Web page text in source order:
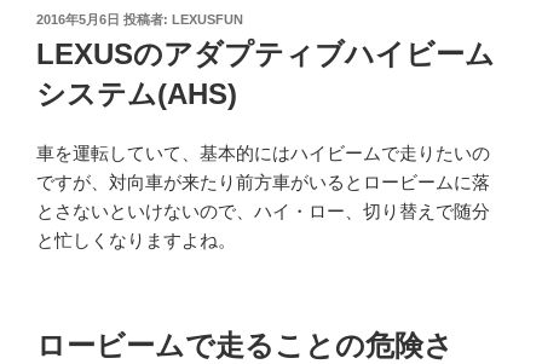
投
日:
2016年5月6日 投稿者: LEXUSFUN
LEXUSのアダプティブハイビーム
システム(AHS)
車を運転していて、基本的にはハイビームで走りたいの
ですが、対向車が来たり前方車がいるとロービームに落
とさないといけないので、ハイ・ロー、切り替えで随分
と忙しくなりますよね。
ロービームで走ることの危険さ